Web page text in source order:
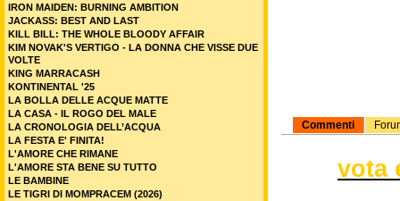
Commenti
vota
IRON MAIDEN: BURNING AMBITION
JACKASS: BEST AND LAST
KILL BILL: THE WHOLE BLOODY AFFAIR
KIM NOVAK'S VERTIGO - LA DONNA CHE VISSE DUE
VOLTE
KING MARRACASH
KONTINENTAL '25
LA BOLLA DELLE ACQUE MATTE
LA CASA - IL ROGO DEL MALE
LA CRONOLOGIA DELL’ACQUA
LA FESTA E' FINITA!
L'AMORE CHE RIMANE
L'AMORE STA BENE SU TUTTO
LE BAMBINE
LE TIGRI DI MOMPRACEM (2026)